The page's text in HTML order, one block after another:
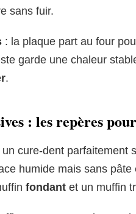
sans fuir.
: la plaque part au four
garde une chaleur
.
: les repères
un cure-dent parfaitement
humide mais sans
fondant et un muffin